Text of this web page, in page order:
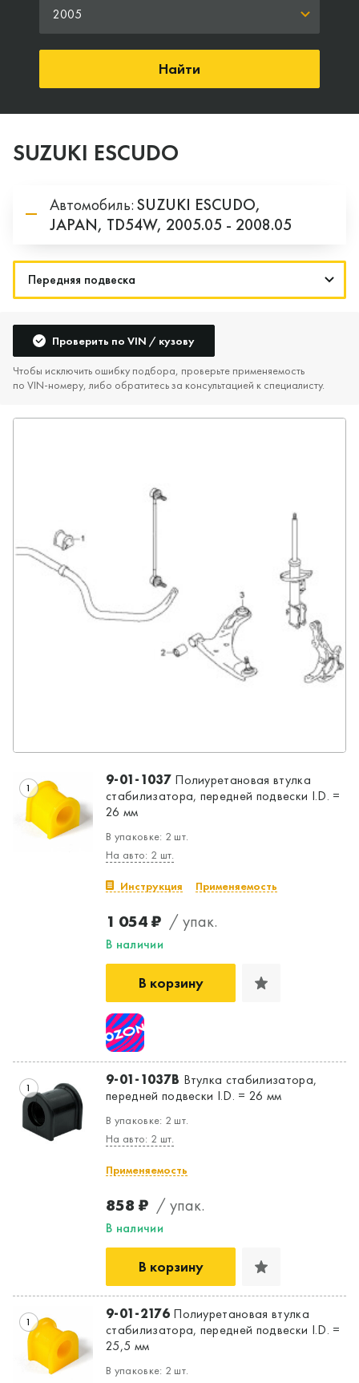
Да, верно Нет, выбрать другой
2005
Найти
SUZUKI ESCUDO
Автомобиль:SUZUKI ESCUDO,
JAPAN, TD54W, 2005.05 - 2008.05
Проверить по VIN / кузову
Чтобы исключить ошибку подбора, проверьте применяемость
по VIN‑номеру, либо обратитесь за консультацией к специалисту.
1 9-01-1037Полиуретановая втулка
стабилизатора, передней подвески I.D. =
26 мм
В упаковке: 2 шт.
На авто: 2 шт.
Инструкция Применяемость
1 054 ₽ / упак.
В наличии
В корзину
1 9-01-1037B Втулка стабилизатора,
передней подвески I.D. = 26 мм
В упаковке: 2 шт.
На авто: 2 шт.
Применяемость
858 ₽ / упак.
В наличии
В корзину
1 9-01-2176Полиуретановая втулка
стабилизатора, передней подвески I.D. =
25,5 мм
В упаковке: 2 шт.